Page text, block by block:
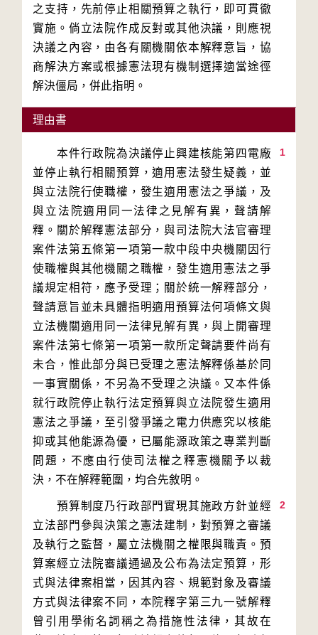
之支持，先前停止相關預算之執行，即可貫徹
實施。倘立法院作成反對或其他決議，則應視
決議之內容，由各有關機關依本解釋意旨，協
商解決方案或根據憲法現有機制選擇適當途徑
解決僵局，併此指明。
理由書
1
本件行政院為決議停止興建核能第四電廠
並停止執行相關預算，適用憲法發生疑義，並
與立法院行使職權，發生適用憲法之爭議，及
與立法院適用同一法律之見解有異，聲請解
釋。關於解釋憲法部分，與司法院大法官審理
案件法第五條第一項第一款中段中央機關因行
使職權與其他機關之職權，發生適用憲法之爭
議規定相符，應予受理；關於統一解釋部分，
聲請意旨並未具體指明適用預算法何項條文與
立法機關適用同一法律見解有異，與上開審理
案件法第七條第一項第一款所定聲請要件尚有
未合，惟此部分與已受理之憲法解釋係基於同
一事實關係，不另為不受理之決議。又本件係
就行政院停止執行法定預算與立法院發生適用
憲法之爭議，至引發爭議之電力供應究以核能
抑或其他能源為優，已屬能源政策之專業判斷
問題，不應由行使司法權之釋憲機關予以裁
2
預算制度乃行政部門實現其施政方針並經
立法部門參與決策之憲法建制，對預算之審議
及執行之監督，屬立法機關之權限與職責。預
算案經立法院審議通過及公布為法定預算，形
式與法律案相當，因其內容、規範對象及審議
方式與法律案不同，本院釋字第三九一號解釋
曾引用學術名詞稱之為措施性法律，其故在